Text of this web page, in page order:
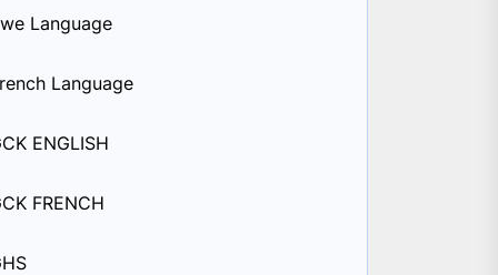
Language
Language
ENGLISH
FRENCH